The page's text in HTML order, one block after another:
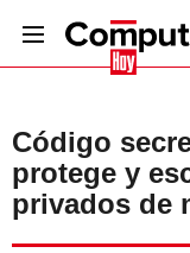
Código
protege y
privados de